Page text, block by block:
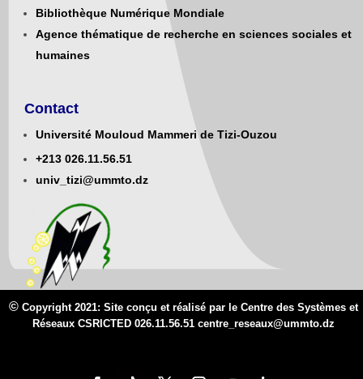
Bibliothèque Numérique Mondiale
Agence thématique de recherche en sciences sociales et
humaines
Contact
Université Mouloud Mammeri de Tizi-Ouzou
+213 026.11.56.51
univ_tizi@ummto.dz
© Copyright 2021: Site conçu et réalisé par le Centre des Systèmes et
Réseaux CSRICTED 026.11.56.51 centre_reseaux@ummto.dz